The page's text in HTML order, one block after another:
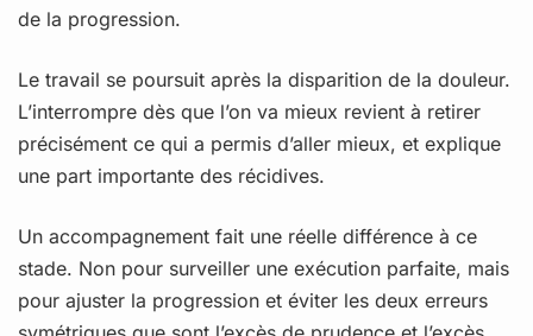
de la progression.
Le travail se poursuit après la disparition de la douleur.
L’interrompre dès que l’on va mieux revient à retirer
précisément ce qui a permis d’aller mieux, et explique
une part importante des récidives.
Un accompagnement fait une réelle différence à ce
stade. Non pour surveiller une exécution parfaite, mais
pour ajuster la progression et éviter les deux erreurs